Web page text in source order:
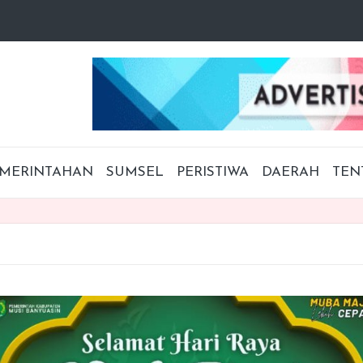
SUMSEL PERISTIWA DAERAH